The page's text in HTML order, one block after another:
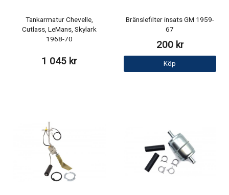
Tankarmatur Chevelle,
Cutlass, LeMans, Skylark
1968-70
1 045 kr
Bränslefilter insats GM 1959-
67
200 kr
Köp